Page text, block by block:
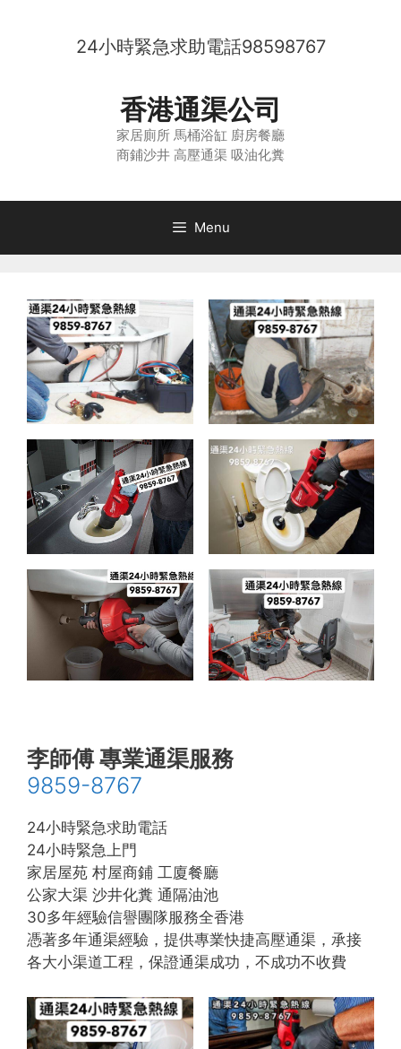
24小時緊急求助電話98598767
香港通渠公司
家居廁所 馬桶浴缸 廚房餐廳
商鋪沙井 高壓通渠 吸油化糞
Menu
李師傅 專業通渠服務
9859-8767
24小時緊急求助電話
24小時緊急上門
家居屋苑 村屋商鋪 工廈餐廳
公家大渠 沙井化糞 通隔油池
30多年經驗信譽團隊服務全香港
憑著多年通渠經驗，提供專業快捷高壓通渠，承接
各大小渠道工程，保證通渠成功，不成功不收費